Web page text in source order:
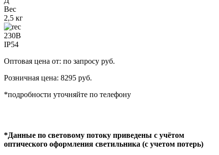
Вес
2,5 кг
230В
IP54
Оптовая цена от: по запросу руб.
Розничная цена: 8295 руб.
*подробности уточняйте по телефону
*Данные по световому потоку приведены с учётом
оптического оформления светильника (с учетом потерь)